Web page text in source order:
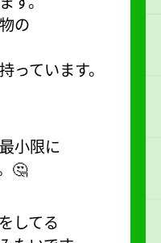
の
っています。
小限に
🤔
してる